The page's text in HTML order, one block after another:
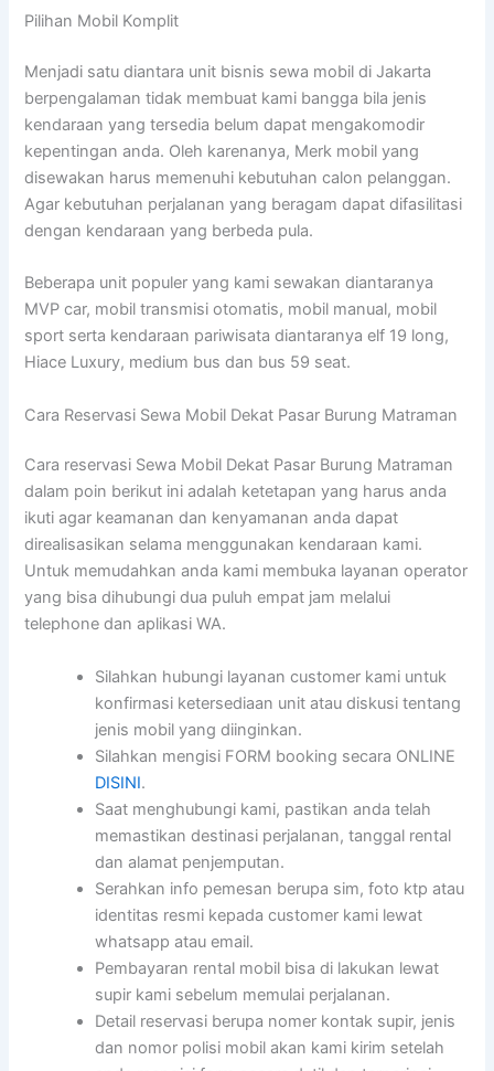
Pilihan Mobil Komplit
Menjadi satu diantara unit bisnis sewa mobil di Jakarta
berpengalaman tidak membuat kami bangga bila jenis
kendaraan yang tersedia belum dapat mengakomodir
kepentingan anda. Oleh karenanya, Merk mobil yang
disewakan harus memenuhi kebutuhan calon pelanggan.
Agar kebutuhan perjalanan yang beragam dapat difasilitasi
dengan kendaraan yang berbeda pula.
Beberapa unit populer yang kami sewakan diantaranya
MVP car, mobil transmisi otomatis, mobil manual, mobil
sport serta kendaraan pariwisata diantaranya elf 19 long,
Hiace Luxury, medium bus dan bus 59 seat.
Cara Reservasi Sewa Mobil Dekat Pasar Burung Matraman
Cara reservasi Sewa Mobil Dekat Pasar Burung Matraman
dalam poin berikut ini adalah ketetapan yang harus anda
ikuti agar keamanan dan kenyamanan anda dapat
direalisasikan selama menggunakan kendaraan kami.
Untuk memudahkan anda kami membuka layanan operator
yang bisa dihubungi dua puluh empat jam melalui
telephone dan aplikasi WA.
Silahkan hubungi layanan customer kami untuk
konfirmasi ketersediaan unit atau diskusi tentang
jenis mobil yang diinginkan.
Silahkan mengisi FORM booking secara ONLINE
DISINI.
Saat menghubungi kami, pastikan anda telah
memastikan destinasi perjalanan, tanggal rental
dan alamat penjemputan.
Serahkan info pemesan berupa sim, foto ktp atau
identitas resmi kepada customer kami lewat
whatsapp atau email.
Pembayaran rental mobil bisa di lakukan lewat
supir kami sebelum memulai perjalanan.
Detail reservasi berupa nomer kontak supir, jenis
dan nomor polisi mobil akan kami kirim setelah